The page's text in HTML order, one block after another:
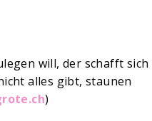
will, der schafft sich
alles gibt, staunen
)